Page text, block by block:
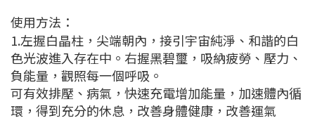
使用方法：
1.左握白晶柱，尖端朝內，接引宇宙純淨、和諧的白
色光波進入存在中。右握黑碧璽，吸納疲勞、壓力、
負能量，觀照每一個呼吸。
可有效排壓、病氣，快速充電增加能量，加速體內循
環，得到充分的休息，改善身體健康，改善運氣